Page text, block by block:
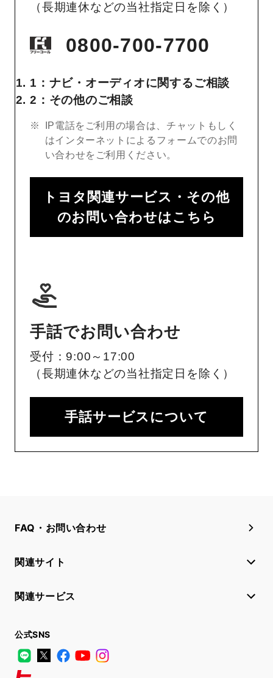
（長期連休などの当社指定日を除く）
0800-700-7700
1：ナビ・オーディオに関するご相談
2：その他のご相談
IP電話をご利用の場合は、チャットもしく
はインターネットによるフォームでのお問
い合わせをご利用ください。
トヨタ関連サービス・その他
のお問い合わせはこちら
手話でお問い合わせ
受付：9:00～17:00
（長期連休などの当社指定日を除く）
手話サービスについて
FAQ・お問い合わせ
関連サイト
関連サービス
公式SNS
LINE
X FacebookYouTube